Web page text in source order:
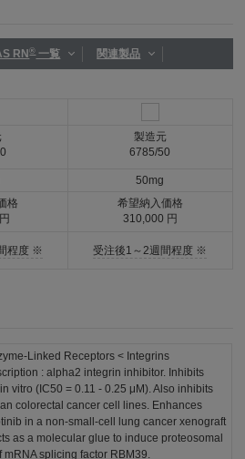
RN®一覧 関連製品
格
程度 ※
製造元
6785/50
50mg
希望納入価格
310,000 円
受注後1～2週間程度 ※
Linked Receptors < Integrins
: alpha2 integrin inhibitor. Inhibits
vitro (IC50 = 0.11 - 0.25 μM). Also inhibits
colorectal cancer cell lines. Enhances
in a non-small-cell lung cancer xenograft
as a molecular glue to induce proteosomal
mRNA splicing factor RBM39.